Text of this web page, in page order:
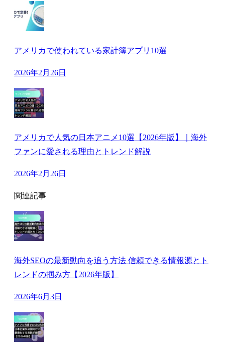
アメリカで使われている家計簿アプリ10選
2026年2月26日
アメリカで人気の日本アニメ10選【2026年版】｜海外
ファンに愛される理由とトレンド解説
2026年2月26日
関連記事
海外SEOの最新動向を追う方法 信頼できる情報源とト
レンドの掴み方【2026年版】
2026年6月3日